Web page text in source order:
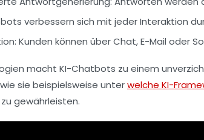
verbessern sich mit jeder Interaktion
: Kunden können über Chat, E-Mail oder
macht KI-Chatbots zu einem
sie beispielsweise unterwelche KI-
gewährleisten.